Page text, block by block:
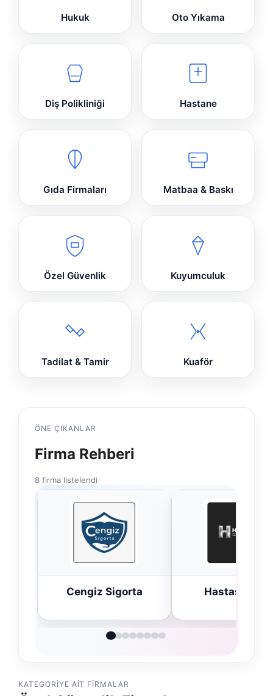
Hukuk Oto Yıkama
Diş Polikliniği Hastane
Gıda Firmaları Matbaa & Baskı
Özel Güvenlik Kuyumculuk
Tadilat & Tamir Kuaför
ÖNE ÇIKANLAR
Firma Rehberi
8 firma listelendi
Cengiz Sigorta Hastaş Beton
KATEGORIYE AIT FIRMALAR